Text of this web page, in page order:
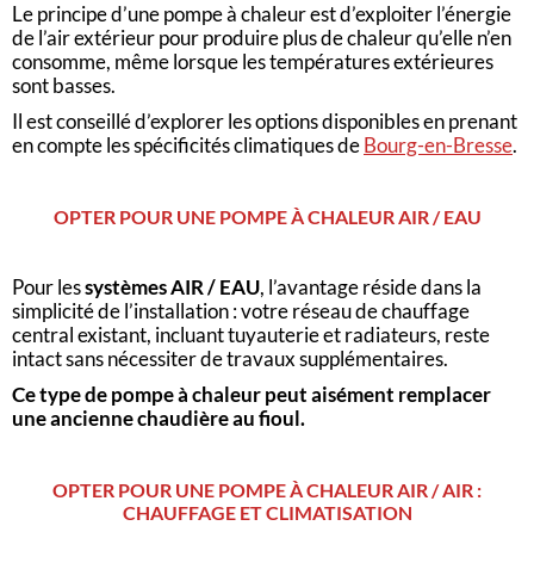
Le principe d’une pompe à chaleur est d’exploiter l’énergie
de l’air extérieur pour produire plus de chaleur qu’elle n’en
consomme, même lorsque les températures extérieures
sont basses.
Il est conseillé d’explorer les options disponibles en prenant
en compte les spécificités climatiques deBourg-en-Bresse.
OPTER POUR UNE POMPE À CHALEUR AIR / EAU
Pour lessystèmes AIR / EAU, l’avantage réside dans la
simplicité de l’installation : votre réseau de chauffage
central existant, incluant tuyauterie et radiateurs, reste
intact sans nécessiter de travaux supplémentaires.
Ce type de pompe à chaleur peut aisément remplacer
une ancienne chaudière au fioul.
OPTER POUR UNE POMPE À CHALEUR AIR / AIR :
CHAUFFAGE ET CLIMATISATION